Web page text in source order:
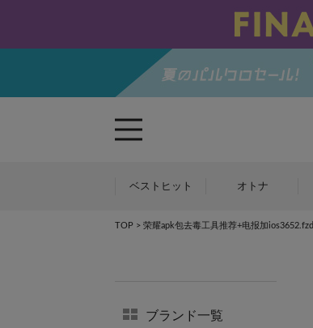
ベストヒット オトナ
TOP > 荣耀apk包去毒工具推荐+电报加ios3652.fzd
ブランド一覧